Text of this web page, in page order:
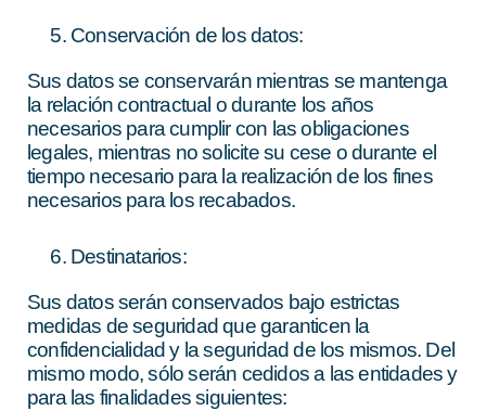
Conservación de los datos:
Sus datos se conservarán mientras se mantenga
la relación contractual o durante los años
necesarios para cumplir con las obligaciones
legales, mientras no solicite su cese o durante el
tiempo necesario para la realización de los fines
necesarios para los recabados.
Destinatarios:
Sus datos serán conservados bajo estrictas
medidas de seguridad que garanticen la
confidencialidad y la seguridad de los mismos. Del
mismo modo, sólo serán cedidos a las entidades y
para las finalidades siguientes: